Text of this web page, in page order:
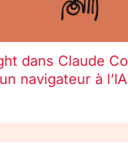
dans Claude
navigateur à l’IA